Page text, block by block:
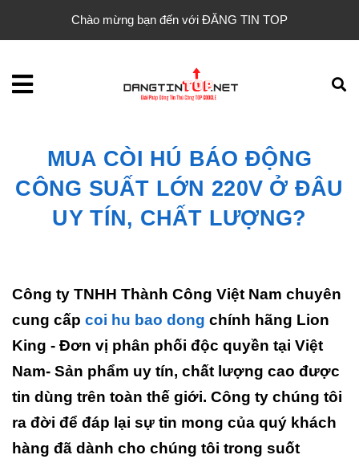
Chào mừng bạn đến với ĐĂNG TIN TOP
MUA CÒI HÚ BÁO ĐỘNG
CÔNG SUẤT LỚN 220V Ở ĐÂU
UY TÍN, CHẤT LƯỢNG?
Công ty TNHH Thành Công Việt Nam chuyên
cung cấp coi hu bao dong chính hãng Lion
King - Đơn vị phân phối độc quyền tại Việt
Nam- Sản phẩm uy tín, chất lượng cao được
tin dùng trên toàn thế giới. Công ty chúng tôi
ra đời để đáp lại sự tin mong của quý khách
hàng đã dành cho chúng tôi trong suốt